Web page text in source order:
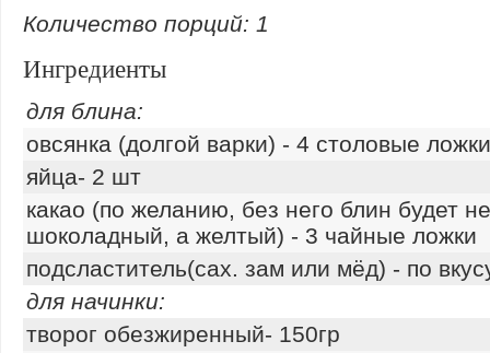
Количество порций: 1
Ингредиенты
для блина:
овсянка (долгой варки) - 4 столовые
яйца- 2 шт
какао (по желанию, без него блин будет не
шоколадный, а желтый) - 3 чайные ложки
подсластитель(сах. зам или мёд) - по
для начинки:
творог обезжиренный- 150гр